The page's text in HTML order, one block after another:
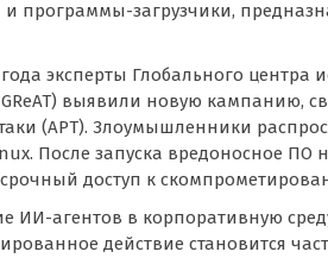
и программы-загрузчики,
эксперты Глобального
выявили новую кампанию,
(APT). Злоумышленники
После запуска вредоносное ПО
доступ к
ИИ-агентов в корпоративную
действие становится